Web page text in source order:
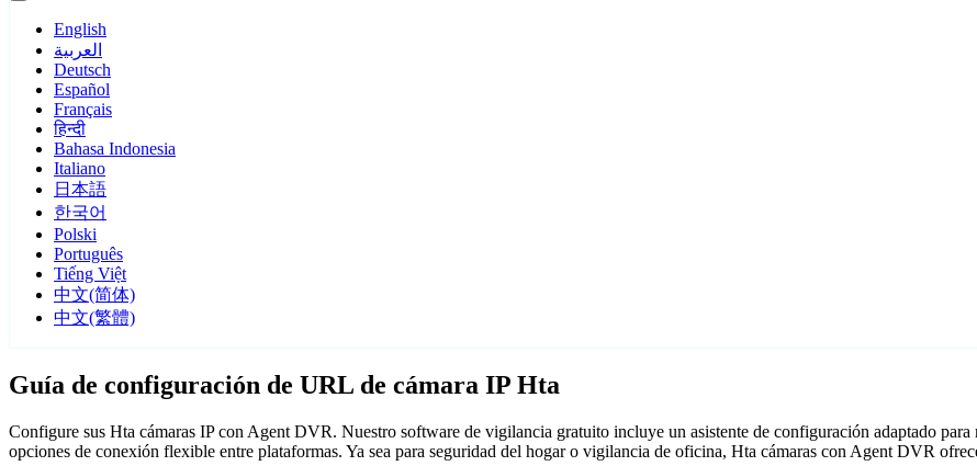
English
العربية
Deutsch
Español
Français
हिन्दी
Bahasa Indonesia
Italiano
日本語
한국어
Polski
Português
Tiếng Việt
中文(简体)
中文(繁體)
Guía de configuración de URL de cámara IP Hta
Configure sus Hta cámaras IP con Agent DVR. Nuestro software de vigilancia gratuito incluye un asistente de configuración adaptado
opciones de conexión flexible entre plataformas. Ya sea para seguridad del hogar o vigilancia de oficina, Hta cámaras con Agent DVR